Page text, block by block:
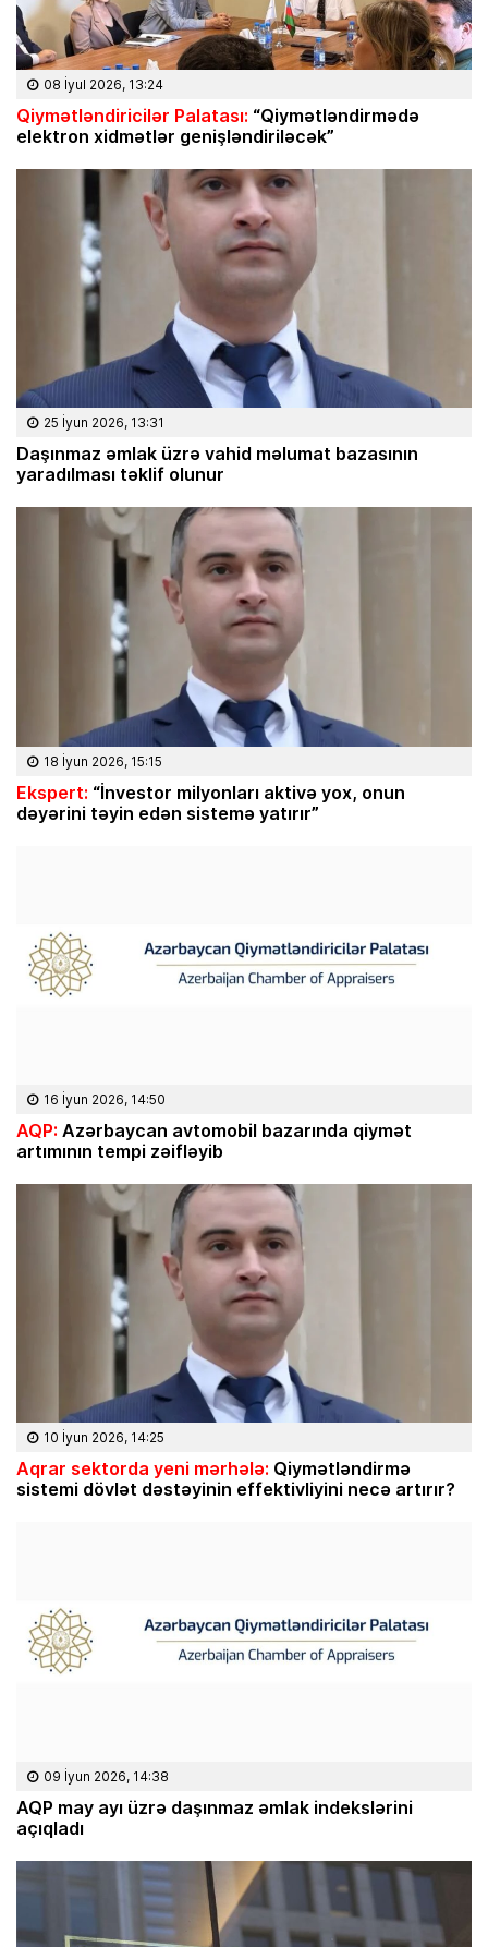
08 İyul 2026, 13:24
Qiymətləndiricilər Palatası: “Qiymətləndirmədə
elektron xidmətlər genişləndiriləcək”
25 İyun 2026, 13:31
Daşınmaz əmlak üzrə vahid məlumat bazasının
yaradılması təklif olunur
18 İyun 2026, 15:15
Ekspert: “İnvestor milyonları aktivə yox, onun
dəyərini təyin edən sistemə yatırır”
16 İyun 2026, 14:50
AQP: Azərbaycan avtomobil bazarında qiymət
artımının tempi zəifləyib
10 İyun 2026, 14:25
Aqrar sektorda yeni mərhələ: Qiymətləndirmə
sistemi dövlət dəstəyinin effektivliyini necə artırır?
09 İyun 2026, 14:38
AQP may ayı üzrə daşınmaz əmlak indekslərini
açıqladı